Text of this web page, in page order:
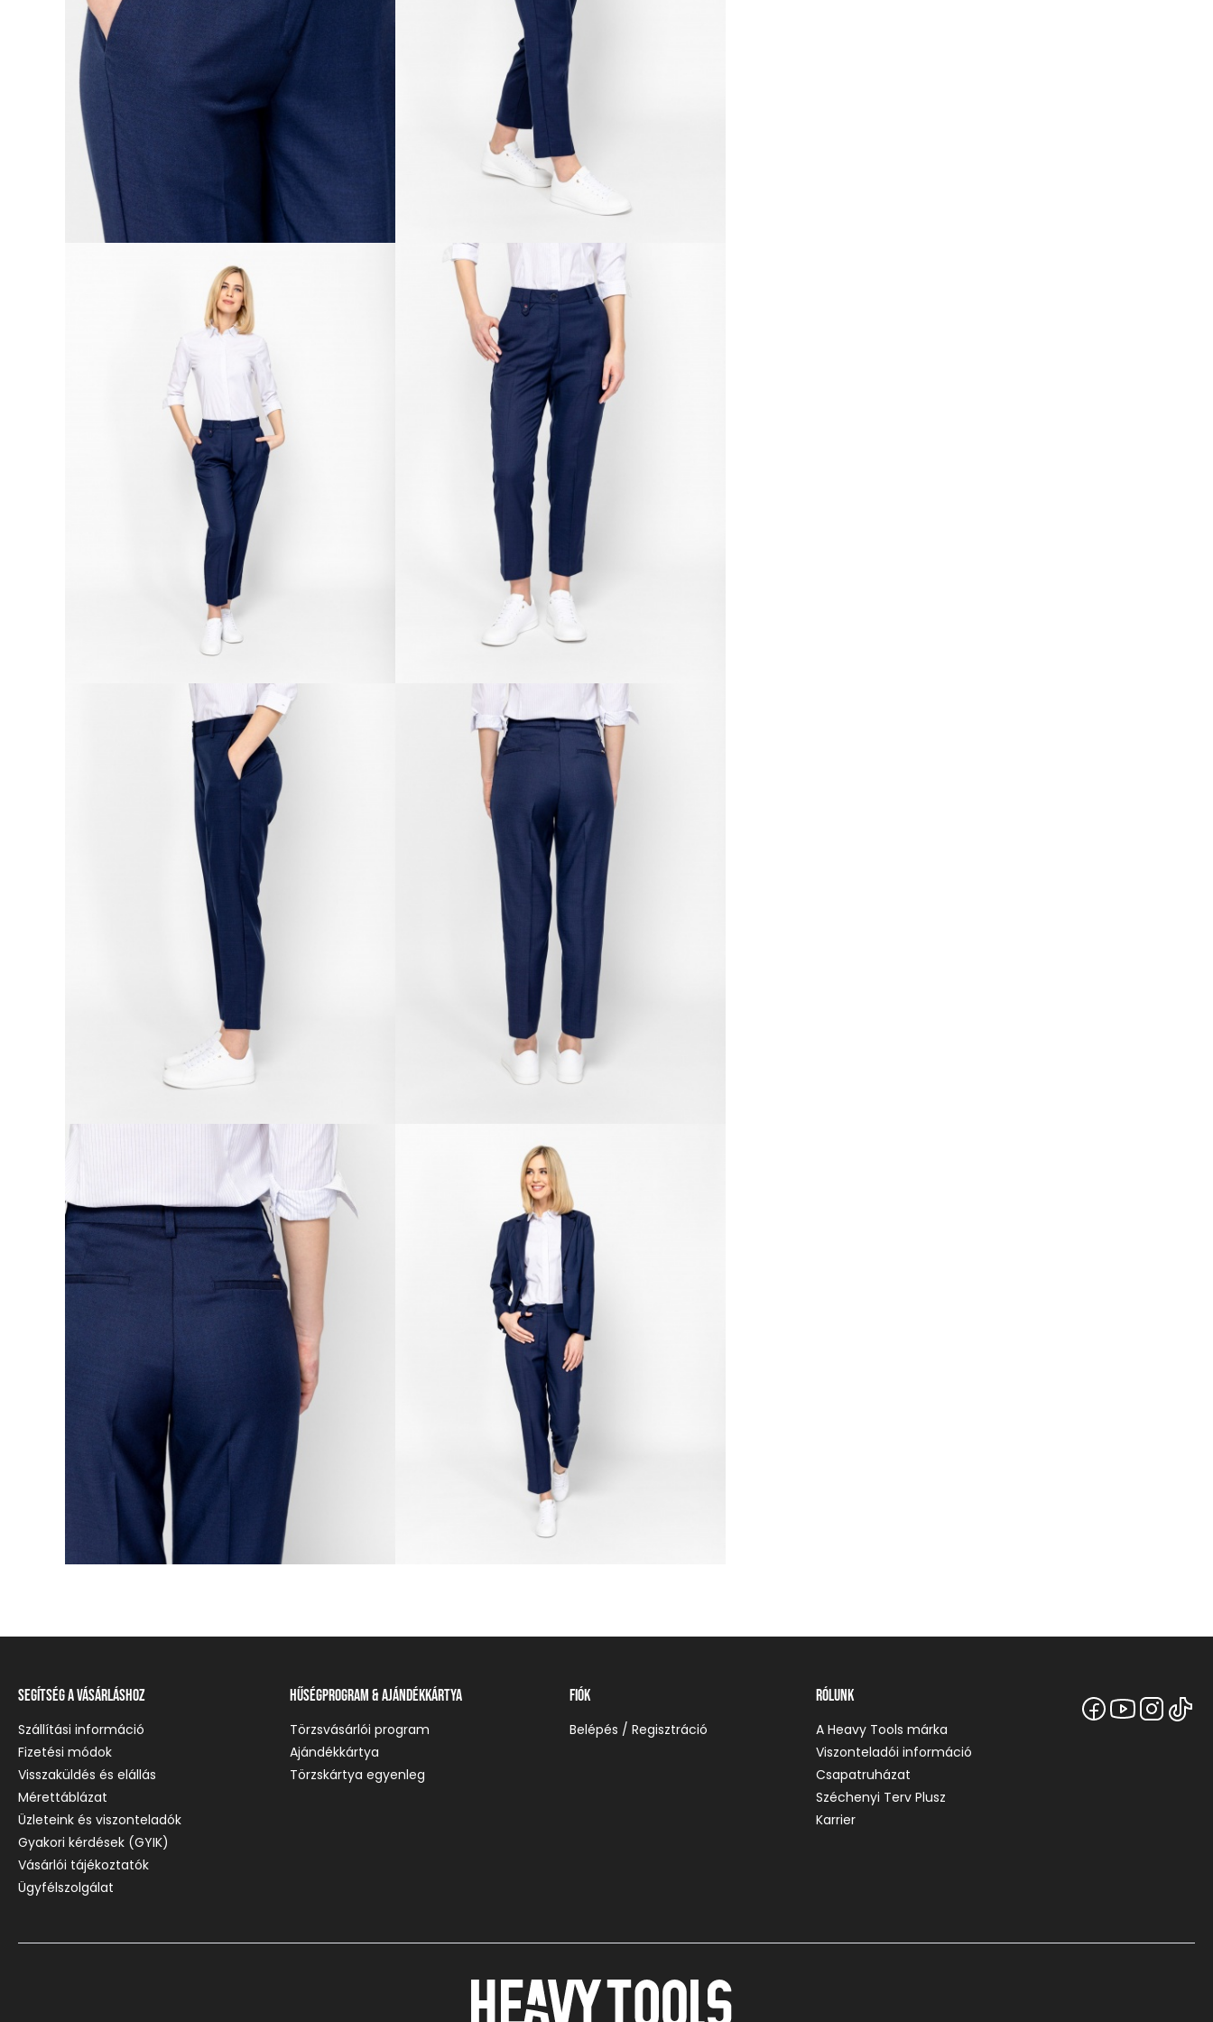
Segítség a vásárláshoz
Szállítási információ
Fizetési módok
Visszaküldés és elállás
Mérettáblázat
Üzleteink és viszonteladók
Gyakori kérdések (GYIK)
Vásárlói tájékoztatók
Ügyfélszolgálat
Hűségprogram & Ajándékkártya
Törzsvásárlói program
Ajándékkártya
Törzskártya egyenleg
Fiók
Belépés / Regisztráció
Rólunk
A Heavy Tools márka
Viszonteladói információ
Csapatruházat
Széchenyi Terv Plusz
Karrier